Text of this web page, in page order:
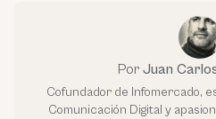
Por Juan
Cofundador de Infomercado,
Comunicación Digital y